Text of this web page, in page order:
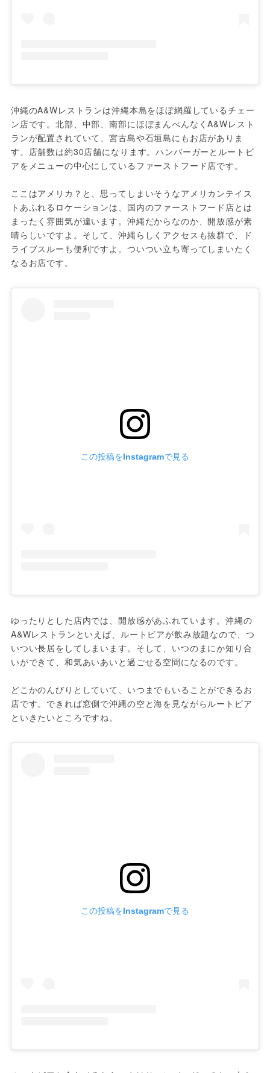
沖縄のA&Wレストランは沖縄本島をほぼ網羅しているチェー
ン店です。北部、中部、南部にほぼまんべんなくA&Wレスト
ランが配置されていて、宮古島や石垣島にもお店がありま
す。店舗数は約30店舗になります。ハンバーガーとルートビ
アをメニューの中心にしているファーストフード店です。
ここはアメリカ？と、思ってしまいそうなアメリカンテイス
トあふれるロケーションは、国内のファーストフード店とは
まったく雰囲気が違います。沖縄だからなのか、開放感が素
晴らしいですよ。そして、沖縄らしくアクセスも抜群で、ド
ライブスルーも便利ですよ。ついつい立ち寄ってしまいたく
なるお店です。
この投稿をInstagramで見る
ゆったりとした店内では、開放感があふれています。沖縄の
A&Wレストランといえば、ルートビアが飲み放題なので、つ
いつい長居をしてしまいます。そして、いつのまにか知り合
いができて、和気あいあいと過ごせる空間になるのです。
どこかのんびりとしていて、いつまでもいることができるお
店です。できれば窓側で沖縄の空と海を見ながらルートビア
といきたいところですね。
この投稿をInstagramで見る